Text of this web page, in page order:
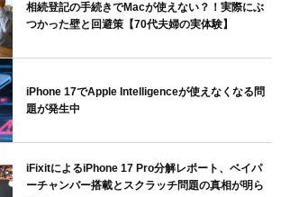
相続登記の手続きでMacが使えない？！実際にぶ
つかった壁と回避策【70代夫婦の実体験】
iPhone 17でApple Intelligenceが使えなくなる問
題が発生中
iFixitによるiPhone 17 Pro分解レポート、ベイパ
ーチャンバー搭載とスクラッチ問題の真相が明ら